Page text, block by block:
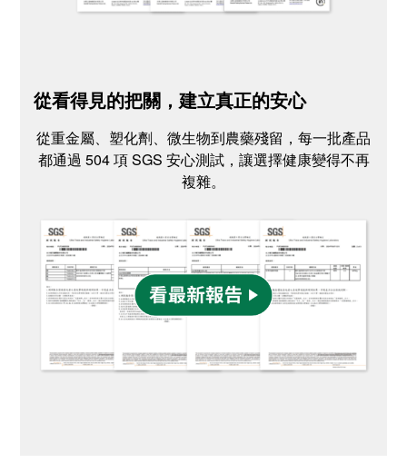
從看得見的把關，建立真正的安心
從重金屬、塑化劑、微生物到農藥殘留，每一批產品
都通過 504 項 SGS 安心測試，讓選擇健康變得不再
複雜。